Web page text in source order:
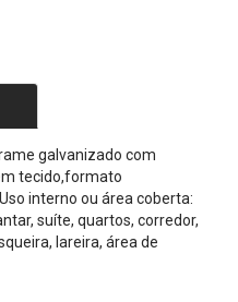
galvanizado com
tecido,formato
interno ou área coberta:
suíte, quartos, corredor,
lareira, área de